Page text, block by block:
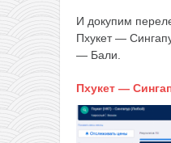
И докупим
Пхукет —
— Бали.
Пхукет —